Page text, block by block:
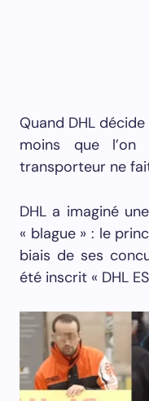
Quand DHL
moins que
transporteur ne
DHL a imaginé
« blague » : le
biais de ses
été inscrit « DHL